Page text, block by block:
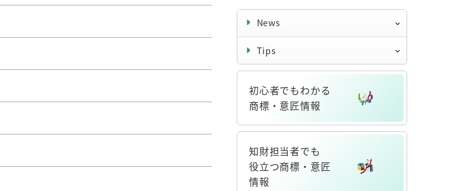
News
Tips
初心者でもわかる
商標・意匠情報
リ
知財担当者でも
役立つ商標・意匠
情報